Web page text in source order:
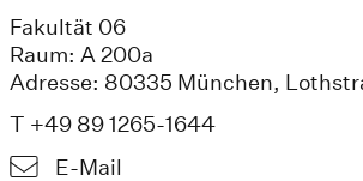
Fakultät 06
Raum: A 200a
Adresse: 80335 München,
T +49 89 1265-1644
E-Mail